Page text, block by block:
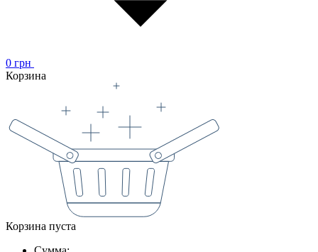
0 грн
Корзина
Корзина пуста